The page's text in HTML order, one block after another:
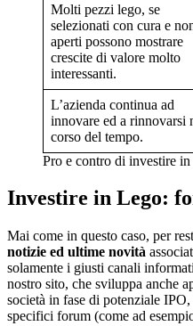
Molti pezzi lego, se
selezionati con cura e
aperti possono mostrare
crescite di valore molto
interessanti.
L’azienda continua ad
innovare ed a rinnovarsi
corso del tempo.
Pro e contro di investire
Investire in Lego:
Mai come in questo caso, per
notizie ed ultime novità
solamente i giusti canali
nostro sito, che sviluppa anche
società in fase di potenziale
specifici forum (come ad